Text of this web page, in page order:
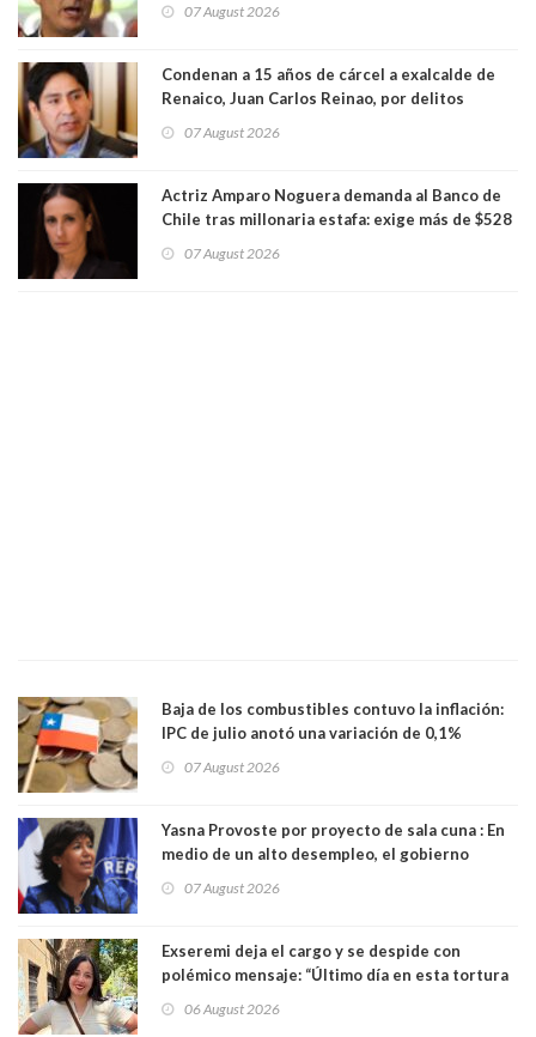
07 August 2026
Condenan a 15 años de cárcel a exalcalde de
Renaico, Juan Carlos Reinao, por delitos
07 August 2026
Actriz Amparo Noguera demanda al Banco de
Chile tras millonaria estafa: exige más de $528
07 August 2026
Baja de los combustibles contuvo la inflación:
IPC de julio anotó una variación de 0,1%
07 August 2026
Yasna Provoste por proyecto de sala cuna : En
medio de un alto desempleo, el gobierno
07 August 2026
Exseremi deja el cargo y se despide con
polémico mensaje: “Último día en esta tortura
06 August 2026